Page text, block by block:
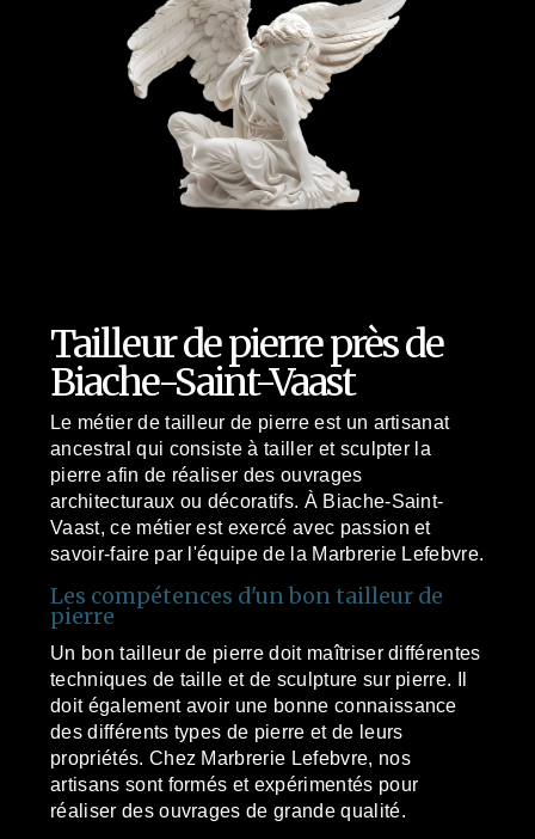
Tailleur de pierre près de
Biache-Saint-Vaast
Le métier de tailleur de pierre est un artisanat
ancestral qui consiste à tailler et sculpter la
pierre afin de réaliser des ouvrages
architecturaux ou décoratifs. À Biache-Saint-
Vaast, ce métier est exercé avec passion et
savoir-faire par l'équipe de la Marbrerie Lefebvre.
Les compétences d'un bon tailleur de
pierre
Un bon tailleur de pierre doit maîtriser différentes
techniques de taille et de sculpture sur pierre. Il
doit également avoir une bonne connaissance
des différents types de pierre et de leurs
propriétés. Chez Marbrerie Lefebvre, nos
artisans sont formés et expérimentés pour
réaliser des ouvrages de grande qualité.